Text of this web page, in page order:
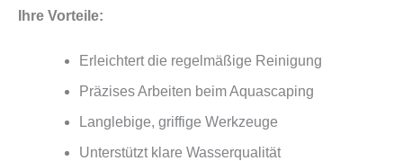
Ihre Vorteile:
Erleichtert die regelmäßige Reinigung
Präzises Arbeiten beim Aquascaping
Langlebige, griffige Werkzeuge
Unterstützt klare Wasserqualität